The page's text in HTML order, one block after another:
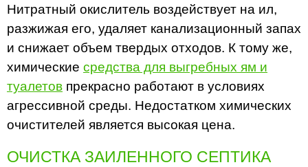
Нитратный окислитель воздействует на ил,
разжижая его, удаляет канализационный запах
и снижает объем твердых отходов. К тому же,
химические средства для выгребных ям и
туалетов прекрасно работают в условиях
агрессивной среды. Недостатком химических
очистителей является высокая цена.
ОЧИСТКА ЗАИЛЕННОГО СЕПТИКА